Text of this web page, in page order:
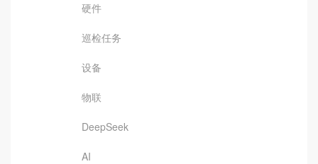
硬件
巡检任务
设备
物联
DeepSeek
AI